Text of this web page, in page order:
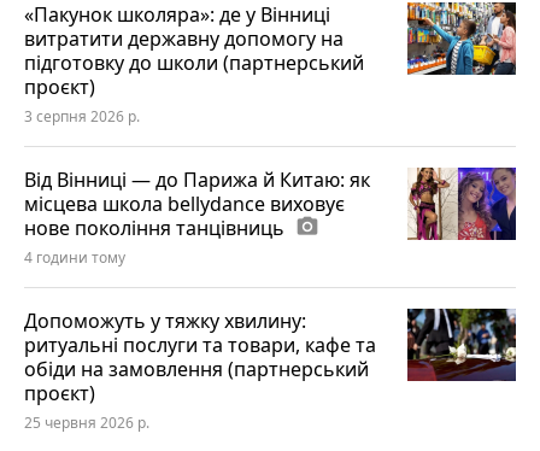
«Пакунок школяра»: де у Вінниці
витратити державну допомогу на
підготовку до школи (партнерський
проєкт)
3 серпня 2026 р.
Від Вінниці — до Парижа й Китаю: як
місцева школа bellydance виховує
нове покоління танцівниць photo_camera
4 години тому
Допоможуть у тяжку хвилину:
ритуальні послуги та товари, кафе та
обіди на замовлення (партнерський
проєкт)
25 червня 2026 р.